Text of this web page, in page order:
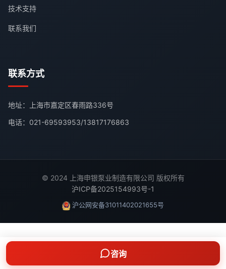
技术支持
联系我们
联系方式
地址：上海市嘉定区春雨路336号
电话： 021-69593953/13817176863
© 2024 上海申银泵业制造有限公司 版权所有
沪ICP备2025154993号-1
沪公网安备31011402021655号
咨询